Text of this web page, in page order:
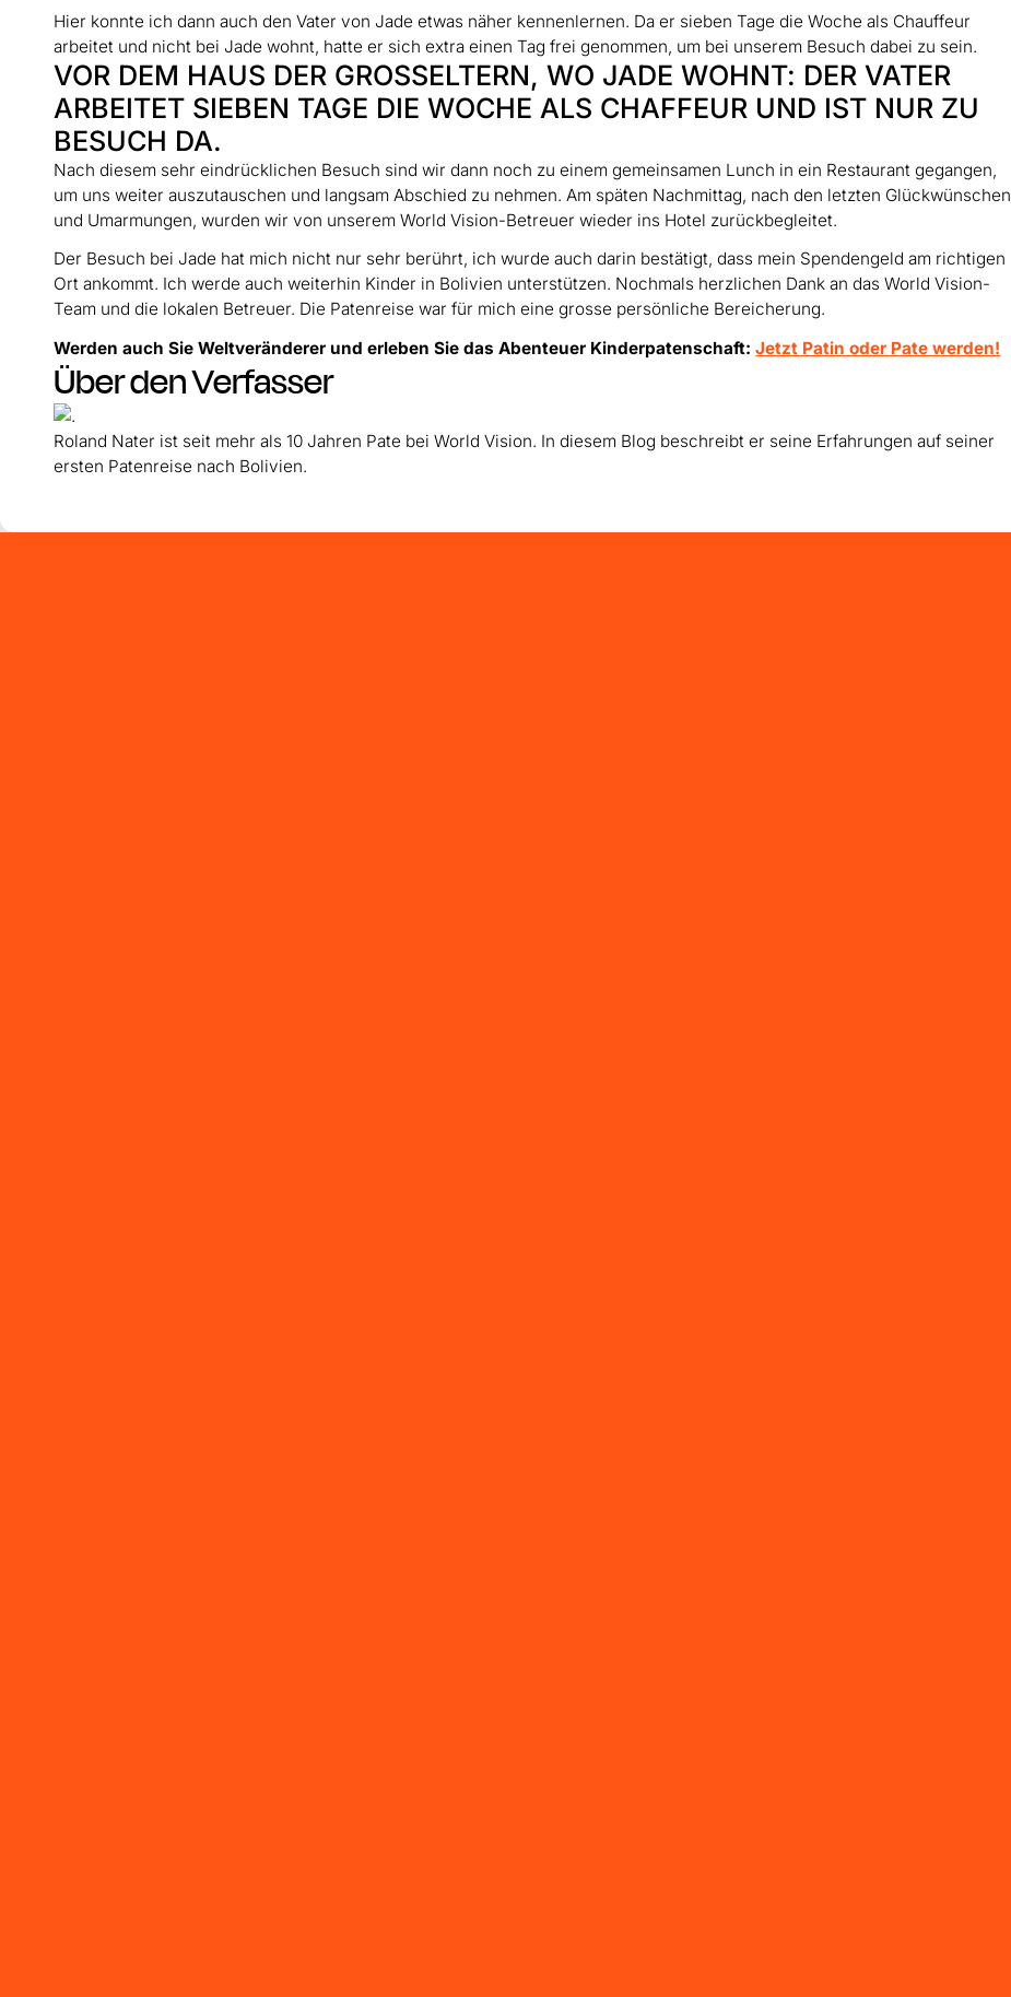
Hier konnte ich dann auch den Vater von Jade etwas näher kennenlernen. Da er sieben Tage die Woche als Chauffeur
arbeitet und nicht bei Jade wohnt, hatte er sich extra einen Tag frei genommen, um bei unserem Besuch dabei zu sein.
VOR DEM HAUS DER GROSSELTERN, WO JADE WOHNT: DER VATER
ARBEITET SIEBEN TAGE DIE WOCHE ALS CHAFFEUR UND IST NUR ZU
BESUCH DA.
Nach diesem sehr eindrücklichen Besuch sind wir dann noch zu einem gemeinsamen Lunch in ein Restaurant gegangen,
um uns weiter auszutauschen und langsam Abschied zu nehmen. Am späten Nachmittag, nach den letzten Glückwünschen
und Umarmungen, wurden wir von unserem World Vision-Betreuer wieder ins Hotel zurückbegleitet.
Der Besuch bei Jade hat mich nicht nur sehr berührt, ich wurde auch darin bestätigt, dass mein Spendengeld am richtigen
Ort ankommt. Ich werde auch weiterhin Kinder in Bolivien unterstützen. Nochmals herzlichen Dank an das World Vision-
Team und die lokalen Betreuer. Die Patenreise war für mich eine grosse persönliche Bereicherung.
Werden auch Sie Weltveränderer und erleben Sie das Abenteuer Kinderpatenschaft:Jetzt Patin oder Pate werden!
Über den Verfasser
Roland Nater ist seit mehr als 10 Jahren Pate bei World Vision. In diesem Blog beschreibt er seine Erfahrungen auf seiner
ersten Patenreise nach Bolivien.